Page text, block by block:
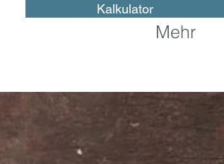
Mehr
Kalkulator